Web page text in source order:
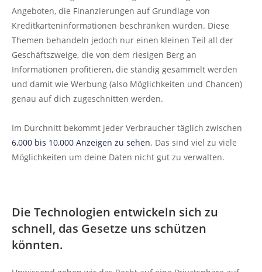
Angeboten, die Finanzierungen auf Grundlage von
Kreditkarteninformationen beschränken würden. Diese
Themen behandeln jedoch nur einen kleinen Teil all der
Geschäftszweige, die von dem riesigen Berg an
Informationen profitieren, die ständig gesammelt werden
und damit wie Werbung (also Möglichkeiten und Chancen)
genau auf dich zugeschnitten werden.
Im Durchnitt bekommt jeder Verbraucher täglich zwischen
6,000 bis 10,000 Anzeigen zu sehen. Das sind viel zu viele
Möglichkeiten um deine Daten nicht gut zu verwalten.
Die Technologien entwickeln sich zu
schnell, das Gesetze uns schützen
könnten.